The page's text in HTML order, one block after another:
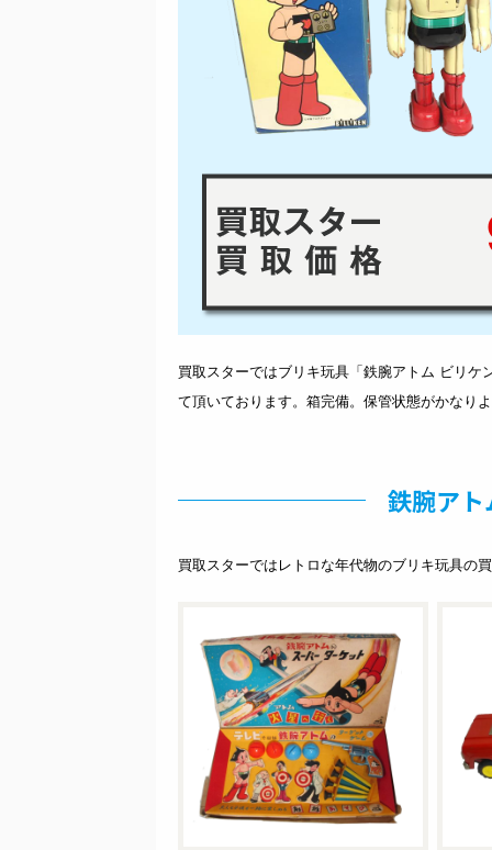
買取スターではブリキ玩具「鉄腕アトム ビリ
て頂いております。箱完備。保管状態がかなり
鉄腕アト
買取スターではレトロな年代物のブリキ玩具の